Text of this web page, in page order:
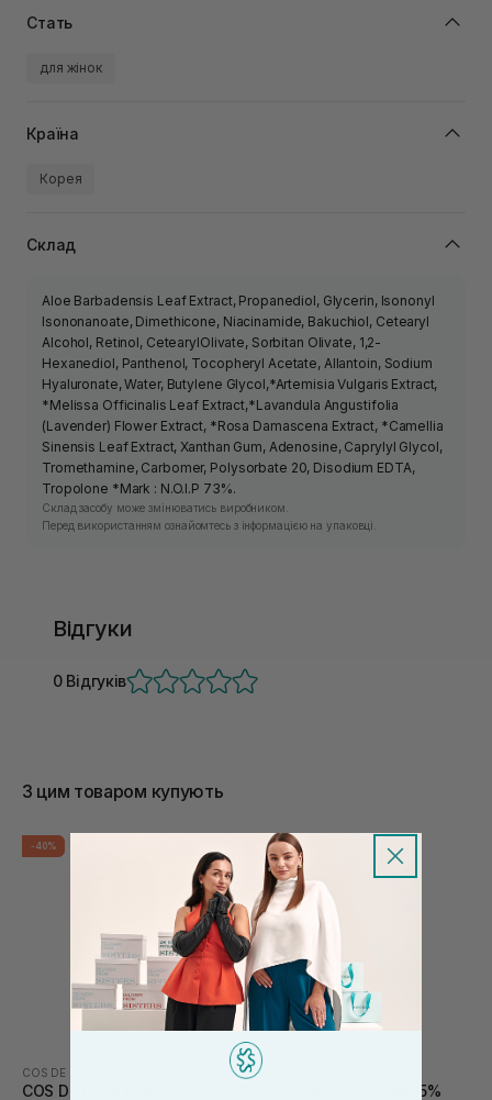
Стать
для жінок
Країна
Корея
Склад
Aloe Barbadensis Leaf Extract, Propanediol, Glycerin, Isononyl
Isononanoate, Dimethicone, Niacinamide, Bakuchiol, Cetearyl
Alcohol, Retinol, CetearylOlivate, Sorbitan Olivate, 1,2-
Hexanediol, Panthenol, Tocopheryl Acetate, Allantoin, Sodium
Hyaluronate, Water, Butylene Glycol,*Artemisia Vulgaris Extract,
*Melissa Officinalis Leaf Extract,*Lavandula Angustifolia
(Lavender) Flower Extract, *Rosa Damascena Extract, *Camellia
Sinensis Leaf Extract, Xanthan Gum, Adenosine, Caprylyl Glycol,
Tromethamine, Carbomer, Polysorbate 20, Disodium EDTA,
Tropolone *Mark : N.O.I.P 73%.
Склад засобу може змінюватись виробником.
Перед використанням ознайомтесь з інформацією на упаковці.
Відгуки
0 Відгуків
З цим товаром купують
-40%
COS DE BAHA
COS DE BAHA Retinol &
-40%
COS DE BAHA